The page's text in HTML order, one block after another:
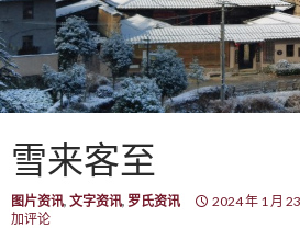
雪来客至
图片资讯, 文字资讯, 罗氏资讯 2024 年 1 月
加评论